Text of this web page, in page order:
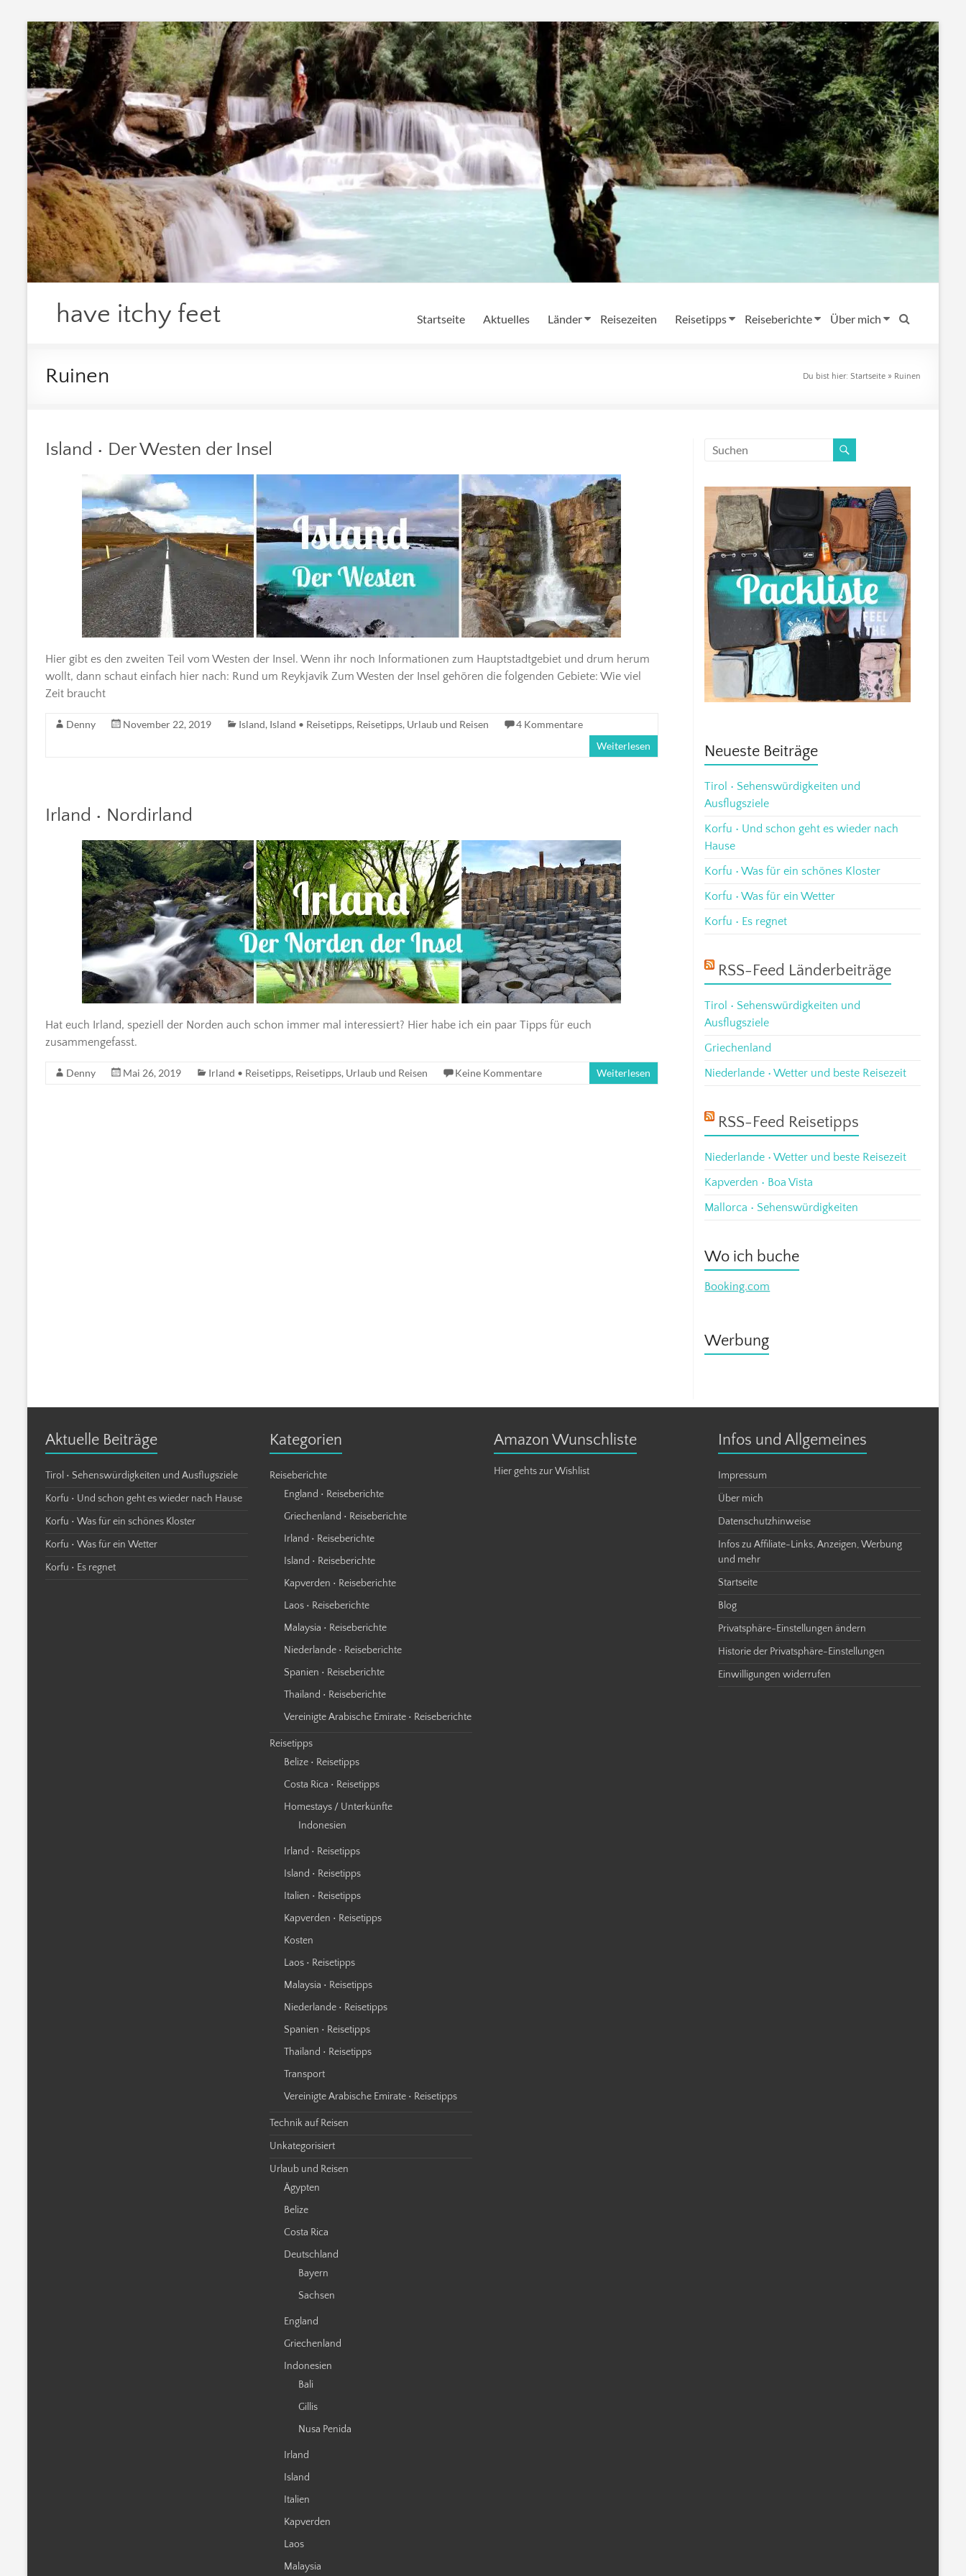
Zum
Inhalt
springen
have itchy feet Startseite Aktuelles Länder Reisezeiten Reisetipps Reiseberichte Über mich
Ruinen Du bist hier: Startseite » Ruinen
Island • Der Westen der Insel
Hier gibt es den zweiten Teil vom Westen der Insel. Wenn ihr noch Informationen zum Hauptstadtgebiet und drum herum
wollt, dann schaut einfach hier nach: Rund um Reykjavik Zum Westen der Insel gehören die folgenden Gebiete: Wie viel
Zeit braucht
Denny November 22, 2019 Island, Island • Reisetipps, Reisetipps, Urlaub und Reisen
4 Kommentare
Weiterlesen
Irland • Nordirland
Hat euch Irland, speziell der Norden auch schon immer mal interessiert? Hier habe ich ein paar Tipps für euch
zusammengefasst.
Denny Mai 26, 2019 Irland • Reisetipps, Reisetipps, Urlaub und Reisen Keine Kommentare Weiterlesen
Neueste Beiträge
Tirol • Sehenswürdigkeiten und
Ausflugsziele
Korfu • Und schon geht es wieder nach
Hause
Korfu • Was für ein schönes Kloster
Korfu • Was für ein Wetter
Korfu • Es regnet
RSS-Feed Länderbeiträge
Tirol • Sehenswürdigkeiten und
Ausflugsziele
Griechenland
Niederlande • Wetter und beste Reisezeit
RSS-Feed Reisetipps
Niederlande • Wetter und beste Reisezeit
Kapverden • Boa Vista
Mallorca • Sehenswürdigkeiten
Wo ich buche
Booking.com
Werbung
Aktuelle Beiträge
Tirol • Sehenswürdigkeiten und Ausflugsziele
Korfu • Und schon geht es wieder nach Hause
Korfu • Was für ein schönes Kloster
Korfu • Was für ein Wetter
Korfu • Es regnet
Kategorien
Reiseberichte
England • Reiseberichte
Griechenland • Reiseberichte
Irland • Reiseberichte
Island • Reiseberichte
Kapverden • Reiseberichte
Laos • Reiseberichte
Malaysia • Reiseberichte
Niederlande • Reiseberichte
Spanien • Reiseberichte
Thailand • Reiseberichte
Vereinigte Arabische Emirate • Reiseberichte
Reisetipps
Belize • Reisetipps
Costa Rica • Reisetipps
Homestays / Unterkünfte
Indonesien
Irland • Reisetipps
Island • Reisetipps
Italien • Reisetipps
Kapverden • Reisetipps
Kosten
Laos • Reisetipps
Malaysia • Reisetipps
Niederlande • Reisetipps
Spanien • Reisetipps
Thailand • Reisetipps
Transport
Vereinigte Arabische Emirate • Reisetipps
Technik auf Reisen
Unkategorisiert
Urlaub und Reisen
Ägypten
Belize
Costa Rica
Deutschland
Bayern
Sachsen
England
Griechenland
Indonesien
Bali
Gillis
Nusa Penida
Irland
Island
Italien
Kapverden
Laos
Malaysia
Amazon Wunschliste
Hier gehts zur Wishlist
Infos und Allgemeines
Impressum
Über mich
Datenschutzhinweise
Infos zu Affiliate-Links, Anzeigen, Werbung
und mehr
Startseite
Blog
Privatsphäre-Einstellungen ändern
Historie der Privatsphäre-Einstellungen
Einwilligungen widerrufen